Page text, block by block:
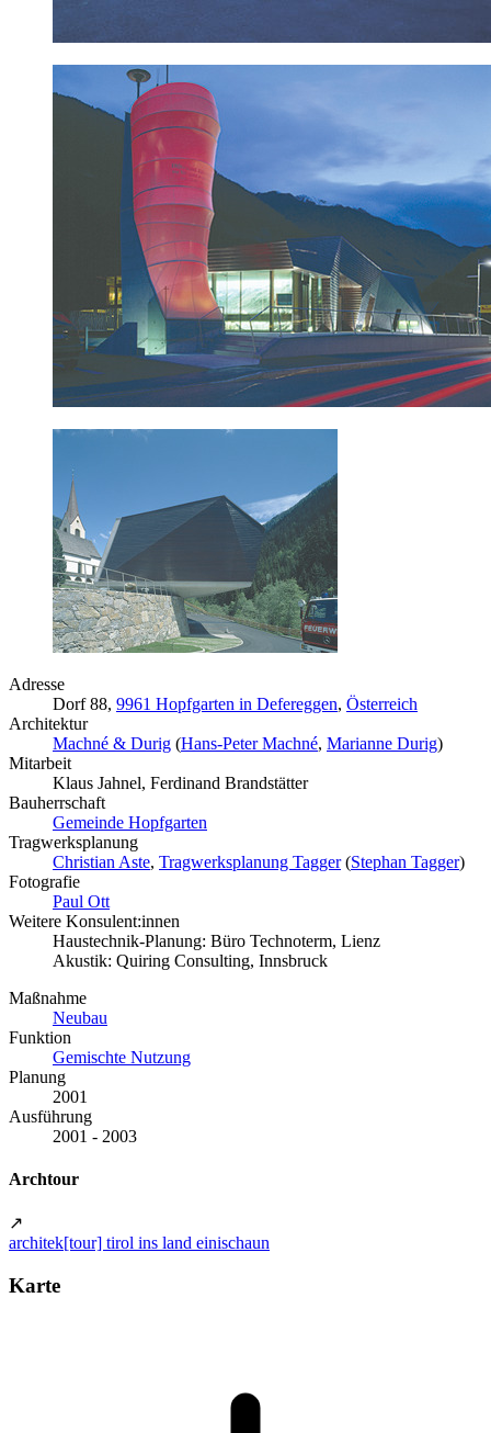
Adresse
Dorf 88, 9961 Hopfgarten in Defereggen, Österreich
Architektur
Machné & Durig (Hans-Peter Machné, Marianne Durig)
Mitarbeit
Klaus Jahnel, Ferdinand Brandstätter
Bauherrschaft
Gemeinde Hopfgarten
Tragwerksplanung
Christian Aste, Tragwerksplanung Tagger(Stephan Tagger)
Fotografie
Paul Ott
Weitere Konsulent:innen
Haustechnik-Planung: Büro Technoterm, Lienz
Akustik: Quiring Consulting, Innsbruck
Maßnahme
Neubau
Funktion
Gemischte Nutzung
Planung
2001
Ausführung
2001 - 2003
Archtour
↗
architek[tour] tirol ins land einischaun
Karte